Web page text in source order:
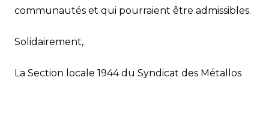
communautés et qui pourraient être admissibles.
Solidairement,
La Section locale 1944 du Syndicat des Métallos